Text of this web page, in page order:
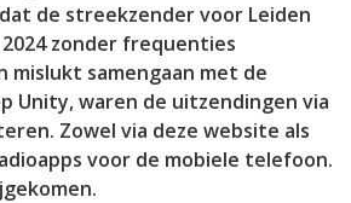
de streekzender voor Leiden
zonder frequenties
mislukt samengaan met de
Unity, waren de uitzendingen via
Zowel via deze website als
voor de mobiele telefoon.